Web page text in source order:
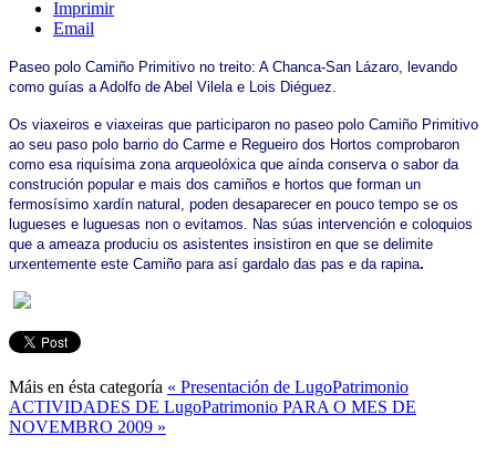
Imprimir
Email
Paseo polo Camiño Primitivo no treito: A Chanca-San Lázaro, levando
como guías a Adolfo de Abel Vilela e Lois Diéguez.
Os viaxeiros e viaxeiras que participaron no paseo polo Camiño Primitivo
ao seu paso polo barrio do Carme e Regueiro dos Hortos comprobaron
como esa riquísima zona arqueolóxica que aínda conserva o sabor da
construción popular e mais dos camiños e hortos que forman un
fermosísimo xardín natural, poden desaparecer en pouco tempo se os
lugueses e luguesas non o evitamos. Nas súas intervención e coloquios
que a ameaza produciu os asistentes insistiron en que se delimite
urxentemente este Camiño para así gardalo das pas e da rapina.
Máis en ésta categoría « Presentación de LugoPatrimonio
ACTIVIDADES DE LugoPatrimonio PARA O MES DE
NOVEMBRO 2009 »